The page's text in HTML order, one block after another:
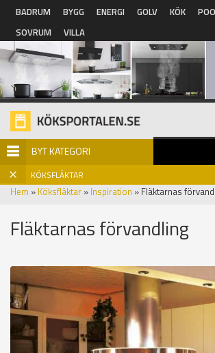
Hoppa till huvudinnehåll
BADRUM BYGG ENERGI GOLV KÖK
SOVRUM
VILLA
BYT KATEGORI
KÖKSFLÄKTAR
Hem » Köksfläktar » Inspiration » Fläktarnas
Fläktarnas förvandling